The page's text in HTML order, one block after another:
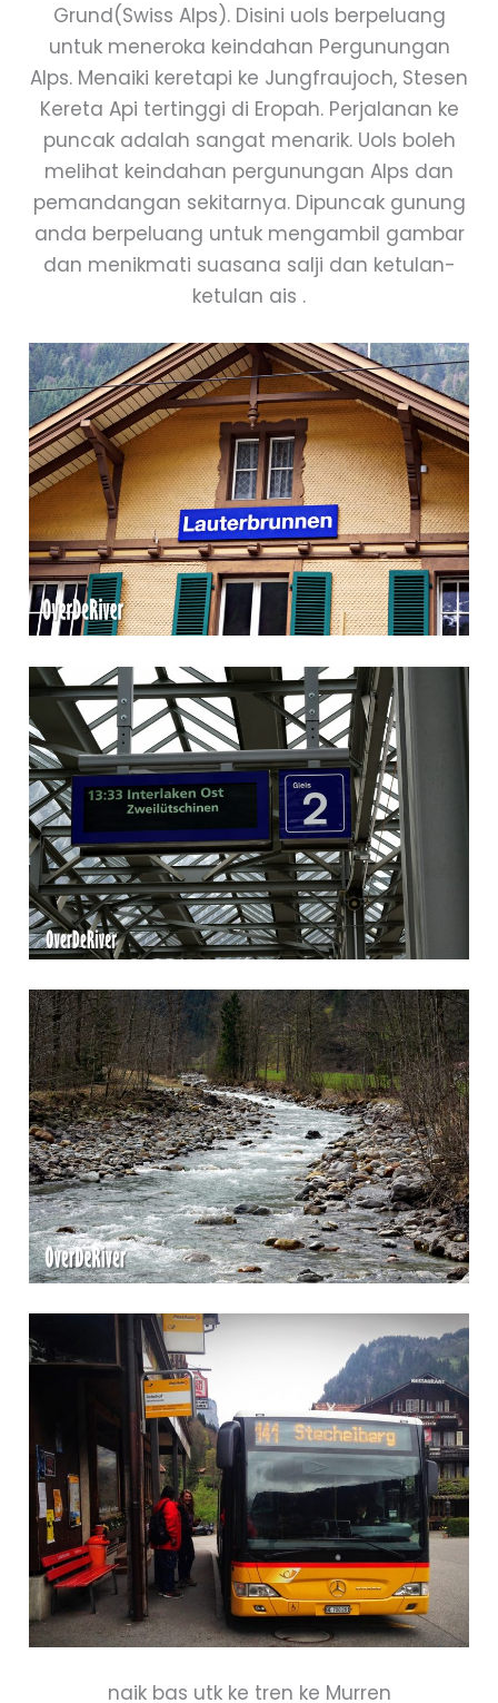
Grund(Swiss Alps). Disini uols berpeluang
untuk meneroka keindahan Pergunungan
Alps. Menaiki keretapi ke Jungfraujoch, Stesen
Kereta Api tertinggi di Eropah. Perjalanan ke
puncak adalah sangat menarik. Uols boleh
melihat keindahan pergunungan Alps dan
pemandangan sekitarnya. Dipuncak gunung
anda berpeluang untuk mengambil gambar
dan menikmati suasana salji dan ketulan-
ketulan ais .
naik bas utk ke tren ke Murren